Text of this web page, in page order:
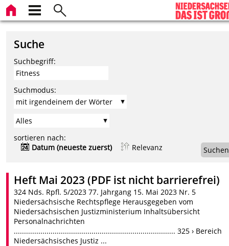
Suche
Suchbegriff:
Suchmodus:
sortieren nach:
Datum (neueste zuerst)
Relevanz Suchen
Heft Mai 2023 (PDF ist nicht barrierefrei)
324 Nds. Rpfl. 5/2023 77. Jahrgang 15. Mai 2023 Nr. 5
Niedersächsische Rechtspflege Herausgegeben vom
Niedersächsischen Justizministerium Inhaltsübersicht
Personalnachrichten
............................................................................... 325 › Bereich
Niedersächsisches Justiz ...